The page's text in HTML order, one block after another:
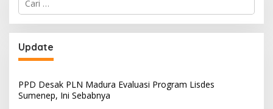
untuk:
Update
PPD Desak PLN Madura Evaluasi Program Lisdes
Sumenep, Ini Sebabnya